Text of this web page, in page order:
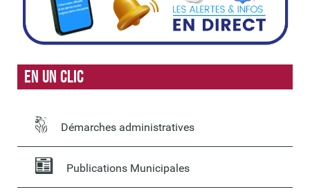
En un clic
Démarches administratives
Publications Municipales